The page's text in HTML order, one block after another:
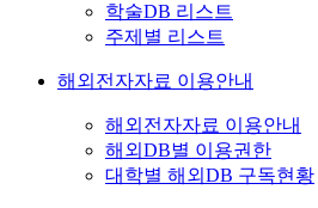
학술DB 리스트
주제별 리스트
해외전자자료 이용안내
해외전자자료 이용안내
해외DB별 이용권한
대학별 해외DB 구독현황